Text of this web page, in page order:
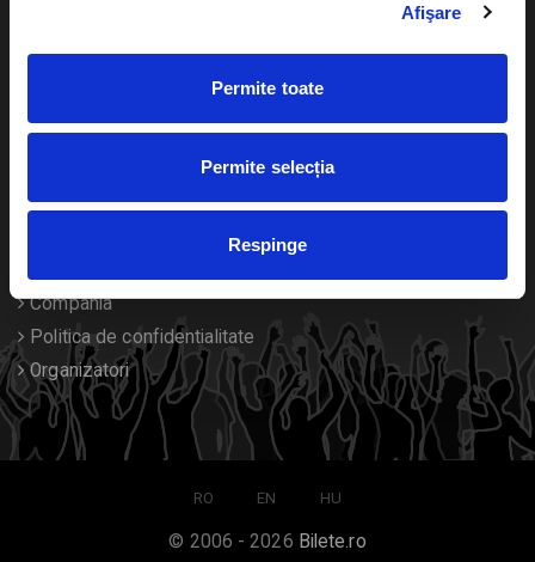
Afişare
Permite toate
Permite selecția
Respinge
Despre noi
Contact
Compania
Politica de confidentialitate
Organizatori
RO EN HU
© 2006 - 2026 Bilete.ro